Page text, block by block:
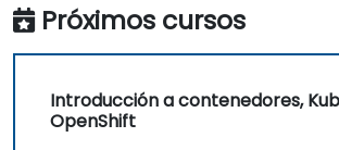
Próximos cursos
Introducción a contenedores,
OpenShift